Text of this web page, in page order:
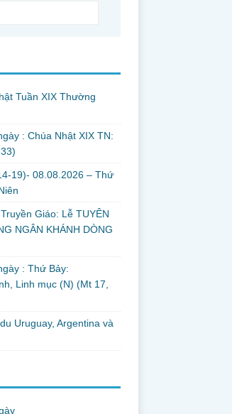
Tuần XIX Thường
: Chúa Nhật XIX TN:
19)- 08.08.2026 – Thứ
Giáo: Lễ TUYÊN
NGÂN KHÁNH DÒNG
: Thứ Bảy:
Linh mục (N) (Mt 17,
Uruguay, Argentina và